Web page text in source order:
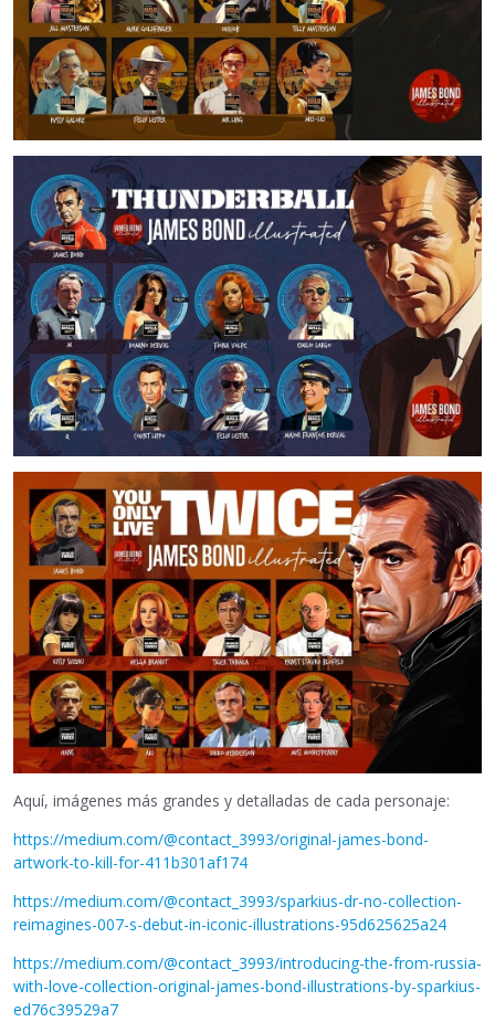
Aquí, imágenes más grandes y detalladas de cada personaje:
https://medium.com/@contact_3993/original-james-bond-
artwork-to-kill-for-411b301af174
https://medium.com/@contact_3993/sparkius-dr-no-collection-
reimagines-007-s-debut-in-iconic-illustrations-95d625625a24
https://medium.com/@contact_3993/introducing-the-from-russia-
with-love-collection-original-james-bond-illustrations-by-sparkius-
ed76c39529a7